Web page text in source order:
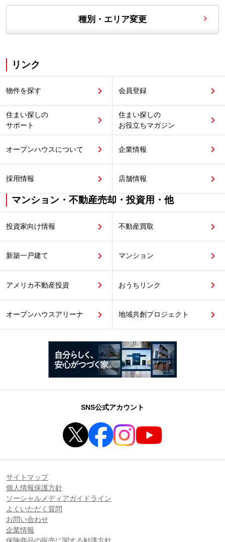
種別・エリア変更
リンク
物件を探す 会員登録
住まい探しの
サポート
住まい探しの
お役立ちマガジン
オープンハウスについて 企業情報
採用情報 店舗情報
マンション・不動産売却・投資用・他
投資家向け情報 不動産買取
新築一戸建て マンション
アメリカ不動産投資 おうちリンク
オープンハウスアリーナ 地域共創プロジェクト
SNS公式アカウント
サイトマップ
個人情報保護方針
ソーシャルメディアガイドライン
よくいただく質問
お問い合わせ
企業情報